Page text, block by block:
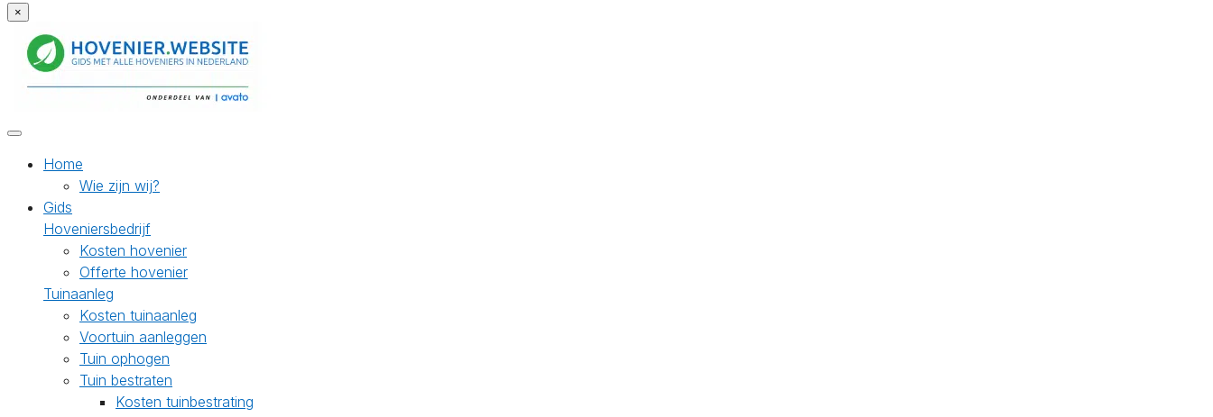
×
Home
Wie zijn wij?
Gids
Hoveniersbedrijf
Kosten hovenier
Offerte hovenier
Tuinaanleg
Kosten tuinaanleg
Voortuin aanleggen
Tuin ophogen
Tuin bestraten
Kosten tuinbestrating